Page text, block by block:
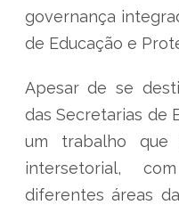
governança
de Educação e
Apesar de se
das Secretarias de
um trabalho
intersetorial,
diferentes áreas